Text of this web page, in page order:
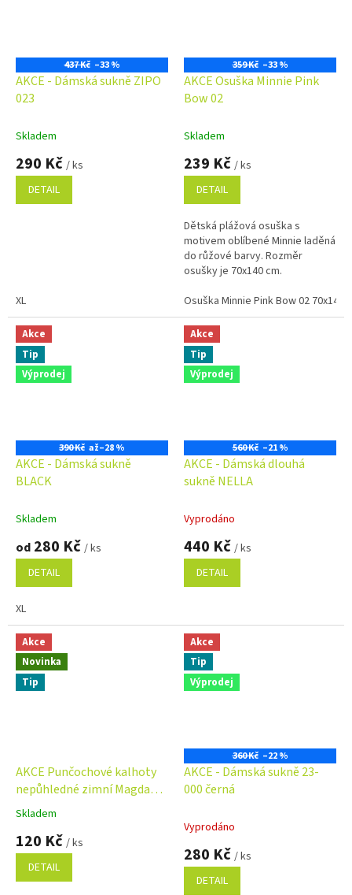
437 Kč –33 %
AKCE - Dámská sukně ZIPO
023
Skladem
290 Kč / ks
DETAIL
XL
359 Kč –33 %
AKCE Osuška Minnie Pink
Bow 02
Skladem
239 Kč / ks
DETAIL
Dětská plážová osuška s
motivem oblíbené Minnie laděná
do růžové barvy. Rozměr
osušky je 70x140 cm.
Osuška Minnie Pink Bow 02 70x140
Akce
Tip
Výprodej
390 Kč až–28 %
AKCE - Dámská sukně
BLACK
Skladem
od 280 Kč / ks
DETAIL
XL
Akce
Tip
Výprodej
560 Kč –21 %
AKCE - Dámská dlouhá
sukně NELLA
Vyprodáno
440 Kč / ks
DETAIL
Akce
Novinka
Tip
AKCE Punčochové kalhoty
nepůhledné zimní Magda
výber barev
Průměrné
hodnocení
produktu
5,0
Skladem
120 Kč / ks
DETAIL
Akce
Tip
Výprodej
360 Kč –22 %
AKCE - Dámská sukně 23-
000 černá
Vyprodáno
280 Kč / ks
DETAIL